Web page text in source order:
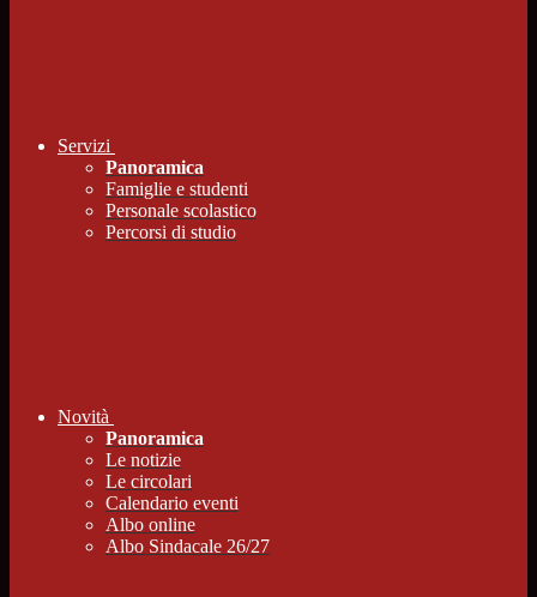
Servizi
Panoramica
Famiglie e studenti
Personale scolastico
Percorsi di studio
Novità
Panoramica
Le notizie
Le circolari
Calendario eventi
Albo online
Albo Sindacale 26/27